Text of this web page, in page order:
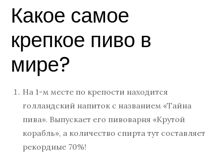
Какое самое
крепкое пиво в
мире?
На 1-м месте по крепости находится
голландский напиток с названием «Тайна
пива». Выпускает его пивоварня «Крутой
корабль», а количество спирта тут составляет
рекордные 70%!